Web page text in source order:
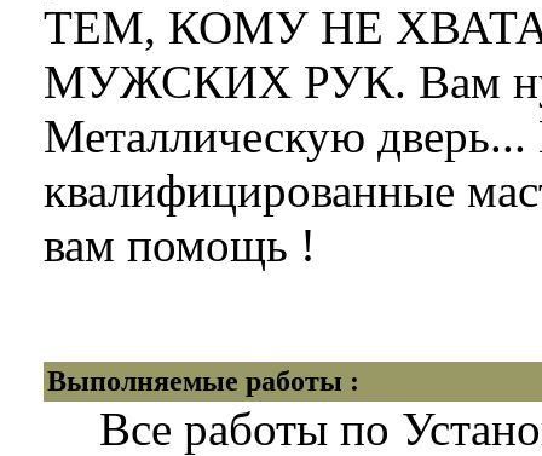
ТЕМ, КОМУ НЕ
МУЖСКИХ РУК. Вам
Металлическую
квалифицированные
вам помощь !
Выполняемые работы :
Все работы по